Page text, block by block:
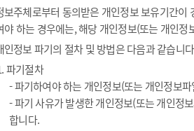
주체로부터 동의받은 개인정보 보유기간이
야 하는 경우에는, 해당 개인정보(또는 개인
정보 파기의 절차 및 방법은 다음과 같습니
파기절차
- 파기하여야 하는 개인정보(또는 개인정보
- 파기 사유가 발생한 개인정보(또는 개인정
합니다.